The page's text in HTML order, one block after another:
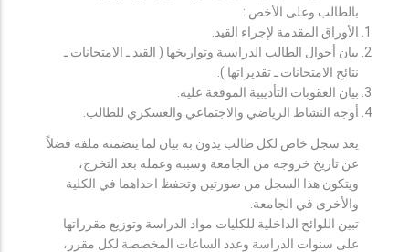
بالطالب وعلى الأخص :
الأوراق المقدمة لإجراء القيد.
بيان أحوال الطالب الدراسية وتواريخها ( القيد ـ الامتحانات ـ
نتائح الامتحانات ـ تقديراتها ).
بيان العقوبات التأديبية الموقعة عليه.
أوجه النشاط الرياضي والاجتماعي والعسكري للطالب.
يعد سجل خاص لكل طالب يدون به بيان لما يتضمنه ملفه فضلاً
عن تاريخ خروجه من الجامعة وسببه وعمله بعد التخرج،
ويتكون هذا السجل من صورتين وتحفظ احداهما في الكلية
والأخرى في الجامعة.
تبين اللوائح الداخلية للكليات مواد الدراسة وتوزيع مقرراتها
على سنوات الدراسة وعدد الساعات المخصصة لكل مقرر،